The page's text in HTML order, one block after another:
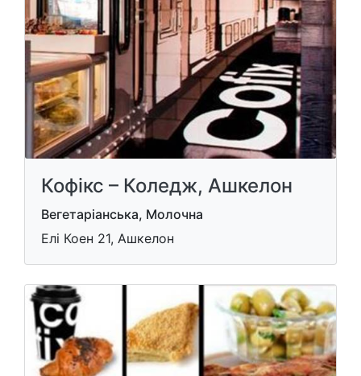
Кофікс – Коледж, Ашкелон
Вегетаріанська, Молочна
Елі Коен 21, Ашкелон